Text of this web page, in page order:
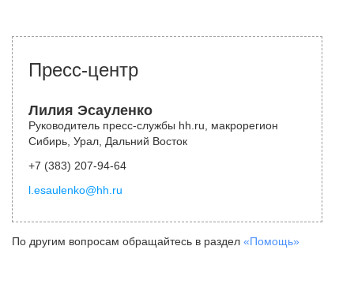
Пресс-центр
Лилия Эсауленко
Руководитель пресс-службы hh.ru, макрорегион
Сибирь, Урал, Дальний Восток
+7 (383) 207-94-64
l.esaulenko@hh.ru
По другим вопросам обращайтесь в раздел «Помощь»